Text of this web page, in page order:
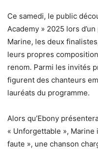
Ce samedi, le public
Academy » 2025 lors
Marine, les deux
leurs propres
renom. Parmi les invités
figurent des chanteurs
lauréats du programme.
Alors qu’Ebony
« Unforgettable »,
faute », une chanson